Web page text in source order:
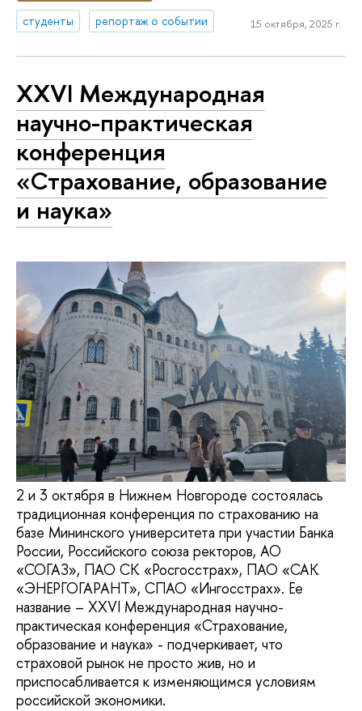
студенты
репортаж о событии 15 октября, 2025 г.
XXVI Международная
научно-практическая
конференция
«Страхование, образование
и наука»
2 и 3 октября в Нижнем Новгороде состоялась
традиционная конференция по страхованию на
базе Мининского университета при участии Банка
России, Российского союза ректоров, АО
«СОГАЗ», ПАО СК «Росгосстрах», ПАО «САК
«ЭНЕРГОГАРАНТ», СПАО «Ингосстрах». Ее
название – XXVI Международная научно-
практическая конференция «Страхование,
образование и наука» - подчеркивает, что
страховой рынок не просто жив, но и
приспосабливается к изменяющимся условиям
российской экономики.